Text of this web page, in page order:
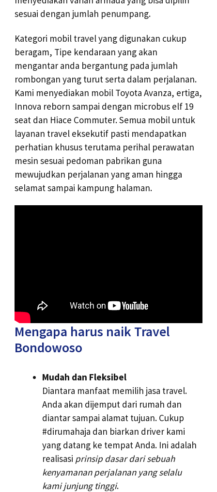
sesuai dengan jumlah penumpang.
Kategori mobil travel yang digunakan cukup
beragam, Tipe kendaraan yang akan
mengantar anda bergantung pada jumlah
rombongan yang turut serta dalam perjalanan.
Kami menyediakan mobil Toyota Avanza, ertiga,
Innova reborn sampai dengan microbus elf 19
seat dan Hiace Commuter. Semua mobil untuk
layanan travel eksekutif pasti mendapatkan
perhatian khusus terutama perihal perawatan
mesin sesuai pedoman pabrikan guna
mewujudkan perjalanan yang aman hingga
selamat sampai kampung halaman.
Mengapa harus naik Travel
Bondowoso
Mudah dan Fleksibel
Diantara manfaat memilih jasa travel.
Anda akan dijemput dari rumah dan
diantar sampai alamat tujuan. Cukup
#dirumahaja dan biarkan driver kami
yang datang ke tempat Anda. Ini adalah
realisasi prinsip dasar dari sebuah
kenyamanan perjalanan yang selalu
kami junjung tinggi.